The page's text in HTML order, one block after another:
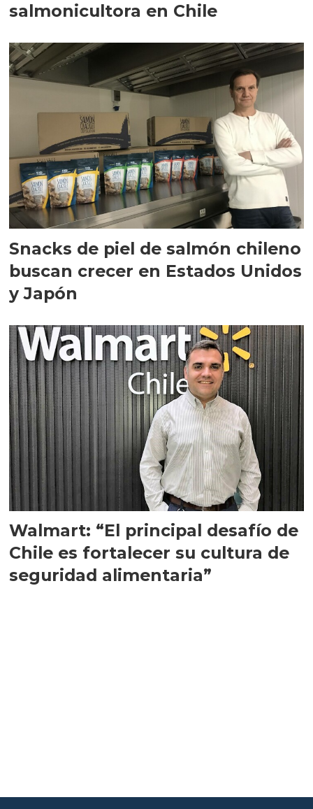
salmonicultora en Chile
Snacks de piel de salmón chileno
buscan crecer en Estados Unidos
y Japón
Walmart: “El principal desafío de
Chile es fortalecer su cultura de
seguridad alimentaria”